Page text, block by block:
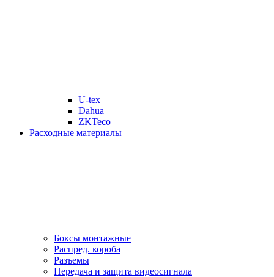
U-tex
Dahua
ZKTeco
Расходные материалы
Боксы монтажные
Распред. короба
Разъемы
Передача и защита видеосигнала